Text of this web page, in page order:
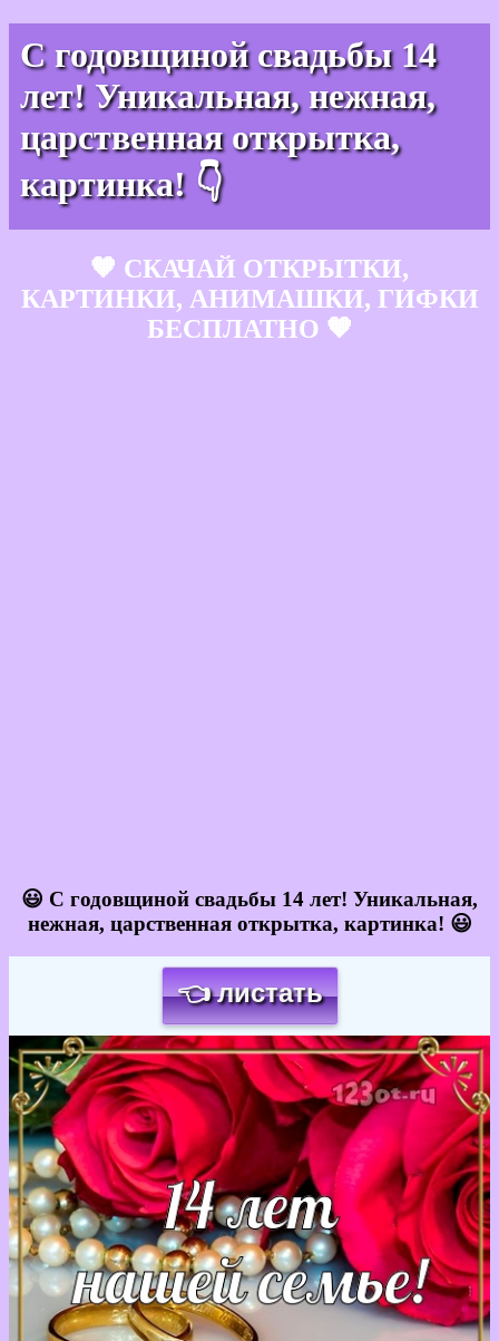
С годовщиной свадьбы 14
лет! Уникальная, нежная,
царственная открытка,
картинка! 👇
🧡 СКАЧАЙ ОТКРЫТКИ,
КАРТИНКИ, АНИМАШКИ, ГИФКИ
БЕСПЛАТНО 🧡
😃 С годовщиной свадьбы 14 лет! Уникальная,
нежная, царственная открытка, картинка! 😃
👈 листать
Загрузка картинки...